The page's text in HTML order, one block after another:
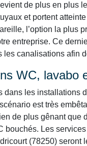
de plus en plus
et portent
l’option la plus
entreprise. Ce
canalisations afin
WC, lavabo
dans les installations
est très
de plus gênant que
Les services
(78250)